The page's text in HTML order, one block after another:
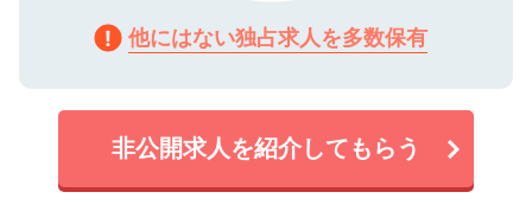
他にはない独占求人を多数保有
非公開求人を紹介してもらう